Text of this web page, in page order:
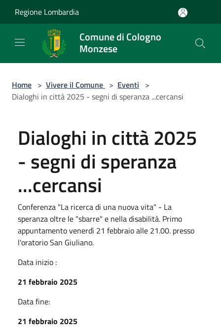
Regione Lombardia
Comune di Cologno
Monzese
Home > Vivere il Comune > Eventi >
Dialoghi in città 2025 - segni di speranza ...cercansi
Dialoghi in città 2025
- segni di speranza
...cercansi
Conferenza "La ricerca di una nuova vita" - La
speranza oltre le "sbarre" e nella disabilità. Primo
appuntamento venerdì 21 febbraio alle 21.00. presso
l'oratorio San Giuliano.
Data inizio :
21 febbraio 2025
Data fine:
21 febbraio 2025